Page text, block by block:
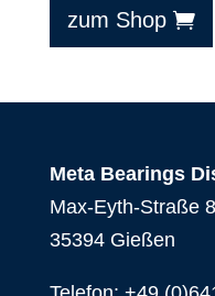
zum Shop
Meta Bearings
Max-Eyth-Straße 8
35394 Gießen